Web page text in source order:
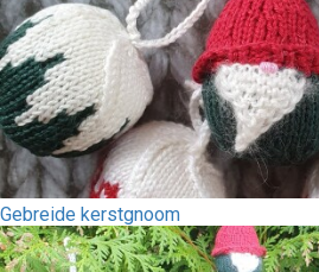
Gebreide kerstgnoom